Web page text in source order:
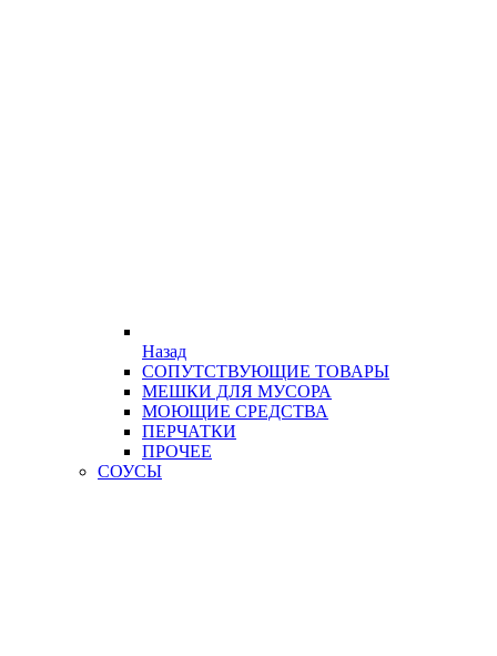
Назад
СОПУТСТВУЮЩИЕ ТОВАРЫ
МЕШКИ ДЛЯ МУСОРА
МОЮЩИЕ СРЕДСТВА
ПЕРЧАТКИ
ПРОЧЕЕ
СОУСЫ